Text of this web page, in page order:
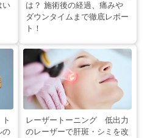
い
は？ 施術後の経過、痛みや
ダウンタイムまで徹底レポー
ト！
の
レーザートーニング 低出力
のレーザーで肝斑・シミを改